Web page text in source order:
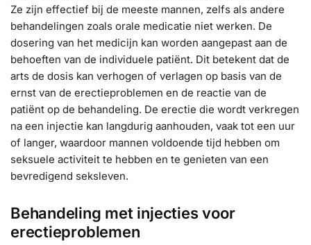
Ze zijn effectief bij de meeste mannen, zelfs als andere
behandelingen zoals orale medicatie niet werken. De
dosering van het medicijn kan worden aangepast aan de
behoeften van de individuele patiënt. Dit betekent dat de
arts de dosis kan verhogen of verlagen op basis van de
ernst van de erectieproblemen en de reactie van de
patiënt op de behandeling. De erectie die wordt verkregen
na een injectie kan langdurig aanhouden, vaak tot een uur
of langer, waardoor mannen voldoende tijd hebben om
seksuele activiteit te hebben en te genieten van een
bevredigend seksleven.
Behandeling met injecties voor
erectieproblemen